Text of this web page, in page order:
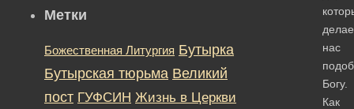
нас
Богу.
Как
Метки
Божественная Литургия Бутырка
Бутырская тюрьма Великий
пост ГУФСИН Жизнь в Церкви